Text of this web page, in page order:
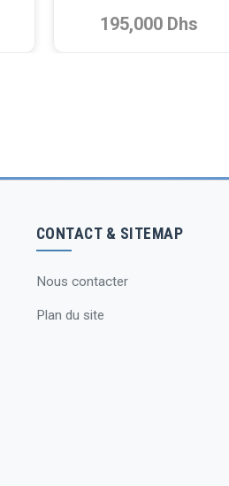
195,000 Dhs
CONTACT & SITEMAP
Nous contacter
Plan du site